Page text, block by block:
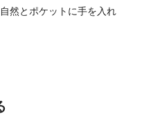
然とポケットに手を入れ